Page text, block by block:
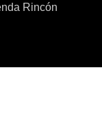
Rincón